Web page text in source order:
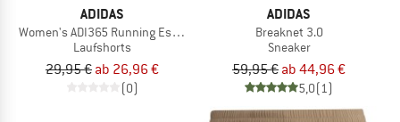
ADIDAS
Women's ADI365 Running Essentials Shorts
Laufshorts
29,95 € ab 26,96 €
(0)
ADIDAS
Breaknet 3.0
Sneaker
59,95 € ab 44,96 €
5,0(1)